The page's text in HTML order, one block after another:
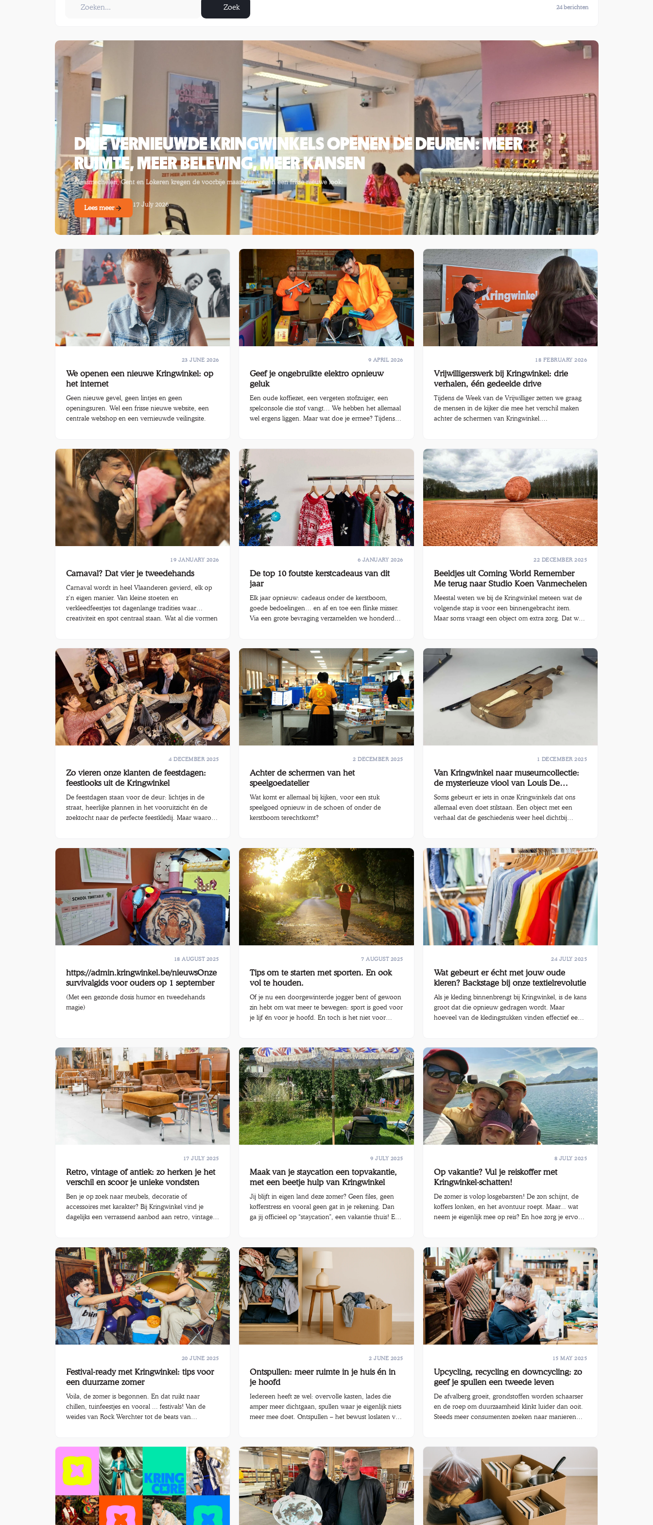
Zoek 24 berichten
DRIE VERNIEUWDE KRINGWINKELS OPENEN DE DEUREN: MEER
RUIMTE, MEER BELEVING, MEER KANSEN
Maasmechelen, Gent en Lokeren kregen de voorbije maanden kregen een frisse nieuwe look:
Lees meer 17 July 2026
23 JUNE 2026
We openen een nieuwe Kringwinkel: op
het internet
Geen nieuwe gevel, geen lintjes en geen
openingsuren. Wel een frisse nieuwe website, een
centrale webshop en een vernieuwde veilingsite.
9 APRIL 2026
Geef je ongebruikte elektro opnieuw
geluk
Een oude koffiezet, een vergeten stofzuiger, een
spelconsole die stof vangt… We hebben het allemaal
wel ergens liggen. Maar wat doe je ermee? Tijdens
schuilt een kans: op hergebruik, op sociale
18 FEBRUARY 2026
Vrijwilligerswerk bij Kringwinkel: drie
verhalen, één gedeelde drive
Tijdens de Week van de Vrijwilliger zetten we graag
de mensen in de kijker die mee het verschil maken
achter de schermen van Kringwinkel.
huis. Bij Kringwinkel WEB in Turnhout en Merksplas
spraken we met drie vrijwilligers: Jamie, Die en Ivan.
Elk met hun eigen achtergrond, talenten en
motivatie, maar met één duidelijke gemene deler:
goesting om bij te dragen.
19 JANUARY 2026
Carnaval? Dat vier je tweedehands
Carnaval wordt in heel Vlaanderen gevierd, elk op
z’n eigen manier. Van kleine stoeten en
verkleedfeestjes tot dagenlange tradities waar
creativiteit en spot centraal staan. Wat al die vormen
al is. Precies daarom past tweedehands
carnavalskleding er zo goed bij.
6 JANUARY 2026
De top 10 foutste kerstcadeaus van dit
jaar
Elk jaar opnieuw: cadeaus onder de kerstboom,
goede bedoelingen… en af en toe een flinke misser.
Via een grote bevraging verzamelden we honderden
cadeau kreeg voor kerst of nieuwjaar, gemiddeld net
iets meer dan drie cadeautjes per persoon. Klinkt
gezellig, tot je weet dat 1 op de 3 cadeaus uiteindelijk
een fout kerstcadeau bleek te zijn.
22 DECEMBER 2025
Beeldjes uit Coming World Remember
Me terug naar Studio Koen Vanmechelen
Meestal weten we bij de Kringwinkel meteen wat de
volgende stap is voor een binnengebracht item.
Maar soms vraagt een object om extra zorg. Dat was
Vanmechelen die de voorbije maanden bij
Kringwinkel ’t rad werden binnengebracht.
4 DECEMBER 2025
Zo vieren onze klanten de feestdagen:
feestlooks uit de Kringwinkel
De feestdagen staan voor de deur: lichtjes in de
straat, heerlijke plannen in het vooruitzicht én de
zoektocht naar de perfecte feestkledij. Maar waarom
voor dames, heren en kinderen én unieke
accessoires vindt voor een fractie van de prijs?
Duurzaam én betaalbaar vieren, dat is waar wij van
houden.
2 DECEMBER 2025
Achter de schermen van het
speelgoedatelier
Wat komt er allemaal bij kijken, voor een stuk
speelgoed opnieuw in de schoen of onder de
kerstboom terechtkomt?
1 DECEMBER 2025
Van Kringwinkel naar museumcollectie:
de mysterieuze viool van Louis De
Backer
Soms gebeurt er iets in onze Kringwinkels dat ons
allemaal even doet stilstaan. Een object met een
verhaal dat de geschiedenis weer heel dichtbij
viool met een inscriptie uit de Eerste Wereldoorlog.
Wat begon als een intrigerende vraag, eindigde in
een prachtig stukje erfgoed dat nu een plaats krijgt in
het In Flanders Fields Museum.
18 AUGUST 2025
https://admin.kringwinkel.be/nieuwsOnze
survivalgids voor ouders op 1 september
(Met een gezonde dosis humor en tweedehands
magie)
7 AUGUST 2025
Tips om te starten met sporten. En ook
vol te houden.
Of je nu een doorgewinterde jogger bent of gewoon
zin hebt om wat meer te bewegen: sport is goed voor
je lijf én voor je hoofd. En toch is het niet voor
tijd of geld een rol. Samen met Sport Vlaanderen
willen we die drempels verlagen. Want bewegen
moet haalbaar zijn, ook als je geen sportabonnement
of gloednieuwe uitrusting kan betalen.
24 JULY 2025
Wat gebeurt er écht met jouw oude
kleren? Backstage bij onze textielrevolutie
Als je kleding binnenbrengt bij Kringwinkel, is de kans
groot dat die opnieuw gedragen wordt. Maar
hoeveel van de kledingstukken vinden effectief een
17 JULY 2025
Retro, vintage of antiek: zo herken je het
verschil en scoor je unieke vondsten
Ben je op zoek naar meubels, decoratie of
accessoires met karakter? Bij Kringwinkel vind je
dagelijks een verrassend aanbod aan retro, vintage
bijzondere vondst in handen hebt? We leggen het uit
en helpen je op weg met praktische tips.
9 JULY 2025
Maak van je staycation een topvakantie,
met een beetje hulp van Kringwinkel
Jij blijft in eigen land deze zomer? Geen files, geen
kofferstress en vooral geen gat in je rekening. Dan
ga jij officieel op “staycation”, een vakantie thuis! En
is creativiteit. We geven je graag wat ideeën voor je
vakantie thuis.
8 JULY 2025
Op vakantie? Vul je reiskoffer met
Kringwinkel-schatten!
De zomer is volop losgebarsten! De zon schijnt, de
koffers lonken, en het avontuur roept. Maar... wat
neem je eigenlijk mee op reis? En hoe zorg je ervoor
20 JUNE 2025
Festival-ready met Kringwinkel: tips voor
een duurzame zomer
Voila, de zomer is begonnen. En dat ruikt naar
chillen, tuinfeestjes en vooral ... festivals! Van de
weides van Rock Werchter tot de beats van
opnieuw van muziek en sfeer. Of het nu je eerste
keer is, of je verzamelt jaar na jaar polsbandjes, een
goede voorbereiding is het halve werk. En dat moet
niet duur of doorsnee te zijn.
2 JUNE 2025
Ontspullen: meer ruimte in je huis én in
je hoofd
Iedereen heeft ze wel: overvolle kasten, lades die
amper meer dichtgaan, spullen waar je eigenlijk niets
meer mee doet. Ontspullen – het bewust loslaten van
in het hoofd.
15 MAY 2025
Upcycling, recycling en downcycling: zo
geef je spullen een tweede leven
De afvalberg groeit, grondstoffen worden schaarser
en de roep om duurzaamheid klinkt luider dan ooit.
Steeds meer consumenten zoeken naar manieren
vliegen je om de oren. Maar wat betekenen ze nu
precies? En hoe kan jij er als consument je steentje
mee bijdragen aan een circulaire economie?